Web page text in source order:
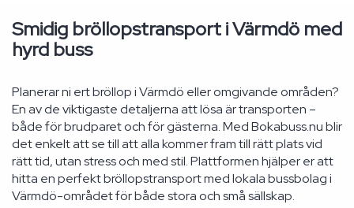
Smidig bröllopstransport i Värmdö med
hyrd buss
Planerar ni ert bröllop i Värmdö eller omgivande områden?
En av de viktigaste detaljerna att lösa är transporten –
både för brudparet och för gästerna. Med Bokabuss.nu blir
det enkelt att se till att alla kommer fram till rätt plats vid
rätt tid, utan stress och med stil. Plattformen hjälper er att
hitta en perfekt bröllopstransport med lokala bussbolag i
Värmdö-området för både stora och små sällskap.